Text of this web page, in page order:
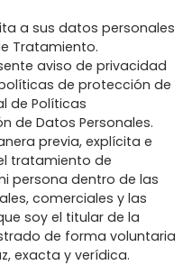
a sus datos personales
Tratamiento.
aviso de privacidad
de protección de
de Políticas
de Datos Personales.
previa, explícita e
tratamiento de
persona dentro de las
comerciales y las
soy el titular de la
de forma voluntaria
exacta y verídica.